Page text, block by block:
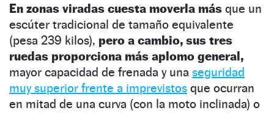
En zonas viradas cuesta moverla más que un
escúter tradicional de tamaño equivalente
(pesa 239 kilos), pero a cambio, sus tres
ruedas proporciona más aplomo general,
mayor capacidad de frenada y una seguridad
muy superior frente a imprevistos que ocurran
en mitad de una curva (con la moto inclinada) o